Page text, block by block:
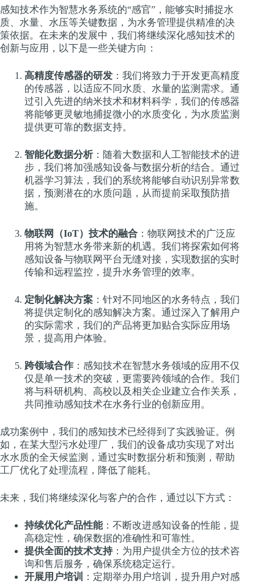
感知技术作为智慧水务系统的“感官”，能够实时捕捉水
质、水量、水压等关键数据，为水务管理提供精准的决
策依据。在未来的发展中，我们将继续深化感知技术的
创新与应用，以下是一些关键方向：
高精度传感器的研发 ：我们将致力于开发更高精度
的传感器，以适应不同水质、水量的监测需求。通
过引入先进的纳米技术和材料科学，我们的传感器
将能够更灵敏地捕捉微小的水质变化，为水质监测
提供更可靠的数据支持。
智能化数据分析：随着大数据和人工智能技术的进
步，我们将加强感知设备与数据分析的结合。通过
机器学习算法，我们的系统将能够自动识别异常数
据，预测潜在的水质问题，从而提前采取预防措
施。
物联网（IoT）技术的融合 ：物联网技术的广泛应
用将为智慧水务带来新的机遇。我们将探索如何将
感知设备与物联网平台无缝对接，实现数据的实时
传输和远程监控，提升水务管理的效率。
定制化解决方案 ：针对不同地区的水务特点，我们
将提供定制化的感知解决方案。通过深入了解用户
的实际需求，我们的产品将更加贴合实际应用场
景，提高用户体验。
跨领域合作 ：感知技术在智慧水务领域的应用不仅
仅是单一技术的突破，更需要跨领域的合作。我们
将与科研机构、高校以及相关企业建立合作关系，
共同推动感知技术在水务行业的创新应用。
成功案例中，我们的感知技术已经得到了实践验证。例
如，在某大型污水处理厂，我们的设备成功实现了对出
水水质的全天候监测，通过实时数据分析和预测，帮助
工厂优化了处理流程，降低了能耗。
未来，我们将继续深化与客户的合作，通过以下方式：
持续优化产品性能：不断改进感知设备的性能，提
高稳定性，确保数据的准确性和可靠性。
提供全面的技术支持：为用户提供全方位的技术咨
询和售后服务，确保系统稳定运行。
开展用户培训
：定期举办用户培训，提升用户对感